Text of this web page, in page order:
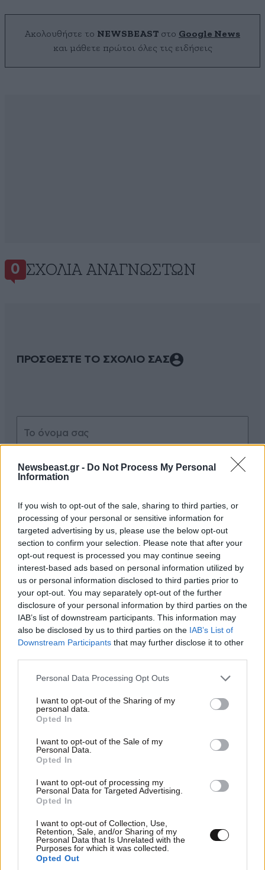
Newsbeast.gr - Do Not Process My Personal
Information
If you wish to opt-out of the sale, sharing to third parties, or
processing of your personal or sensitive information for
targeted advertising by us, please use the below opt-out
section to confirm your selection. Please note that after your
opt-out request is processed you may continue seeing
interest-based ads based on personal information utilized by
us or personal information disclosed to third parties prior to
your opt-out. You may separately opt-out of the further
disclosure of your personal information by third parties on the
IAB’s list of downstream participants. This information may
also be disclosed by us to third parties on the IAB’s List of
Downstream Participants that may further disclose it to other
Please note that this website/app uses one or more Google
not limited to your visit or usage behaviour. You may click to
grant or deny consent to Google and its third-party tags to
use your data for below specified purposes in below Google
consent section.
Personal Data Processing Opt Outs
I want to opt-out of the Sharing of my
personal data.
Opted In
I want to opt-out of the Sale of my
Personal Data.
Opted In
I want to opt-out of processing my
Personal Data for Targeted Advertising.
Opted In
I want to opt-out of Collection, Use,
Retention, Sale, and/or Sharing of my
Personal Data that Is Unrelated with the
Purposes for which it was collected.
Opted Out
Ακολουθήστε το NEWSBEAST στο Google News
και μάθετε πρώτοι όλες τις ειδήσεις
0 ΣΧΌΛΙΑ ΑΝΑΓΝΩΣΤΏΝ
ΠΡΟΣΘΕΣΤΕ ΤΟ ΣΧΟΛΙΟ ΣΑΣ
Xαρακτήρες: 0/1000
Διαβάστε και ακολουθήστε τους κανόνες σχολιασμού
ΠΡΟΣΘΗΚΗ
TRENDING
Βίντεο-ντοκουμέντο από το θανατηφόρο
τροχαίο στις Σέρρες: Η στιγμή που το ΙΧ μπαίνει
στο αντίθετο ρεύμα – Ακαριαία πέθαναν γιος